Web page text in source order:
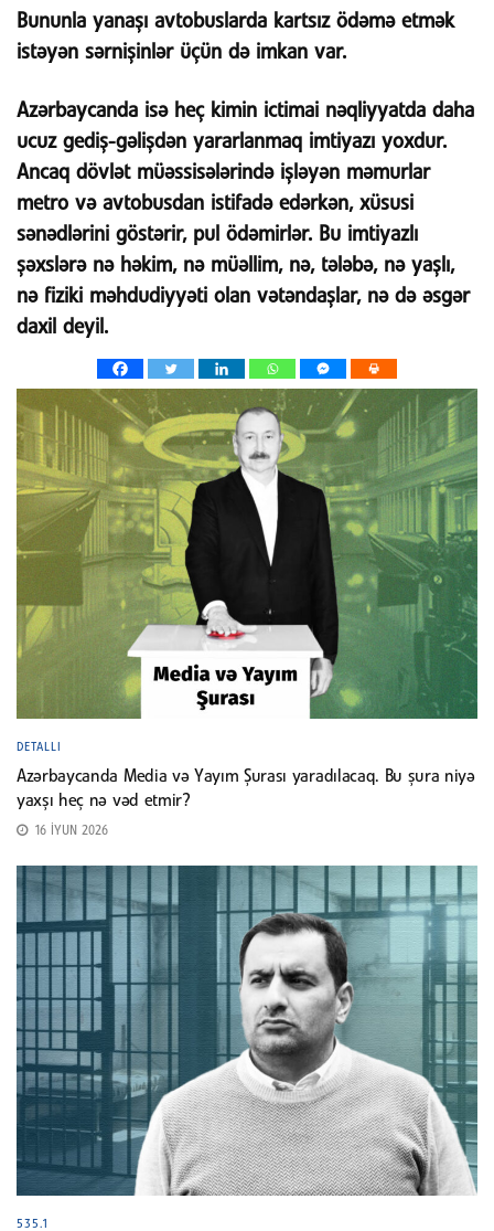
Bununla yanaşı avtobuslarda kartsız ödəmə etmək
istəyən sərnişinlər üçün də imkan var.
Azərbaycanda isə heç kimin ictimai nəqliyyatda daha
ucuz gediş-gəlişdən yararlanmaq imtiyazı yoxdur.
Ancaq dövlət müəssisələrində işləyən məmurlar
metro və avtobusdan istifadə edərkən, xüsusi
sənədlərini göstərir, pul ödəmirlər. Bu imtiyazlı
şəxslərə nə həkim, nə müəllim, nə, tələbə, nə yaşlı,
nə fiziki məhdudiyyəti olan vətəndaşlar, nə də əsgər
daxil deyil.
DETALLI
Azərbaycanda Media və Yayım Şurası yaradılacaq. Bu şura niyə
yaxşı heç nə vəd etmir?
16 İYUN 2026
535.1